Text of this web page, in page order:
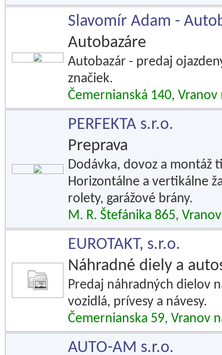
Slavomír Adam -
Autobazáre
Autobazár - predaj
značiek.
Čemernianská 140,
PERFEKTA s.r.o.
Preprava
Dodávka, dovoz a montáž
Horizontálne a vertikálne
rolety, garážové brány.
M. R. Štefánika 865,
EUROTAKT, s.r.o.
Náhradné diely a
Predaj náhradných dielov
vozidlá, prívesy a návesy.
Čemernianska 59, Vranov
AUTO-AM s.r.o.